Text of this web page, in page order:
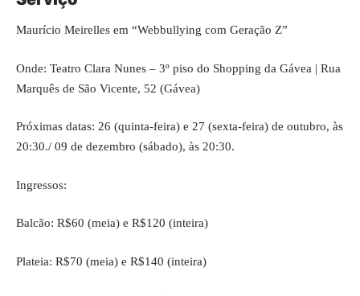
Maurício Meirelles em “Webbullying com Geração Z”
Onde: Teatro Clara Nunes – 3º piso do Shopping da Gávea | Rua
Marquês de São Vicente, 52 (Gávea)
Próximas datas: 26 (quinta-feira) e 27 (sexta-feira) de outubro, às
20:30./ 09 de dezembro (sábado), às 20:30.
Ingressos:
Balcão: R$60 (meia) e R$120 (inteira)
Plateia: R$70 (meia) e R$140 (inteira)